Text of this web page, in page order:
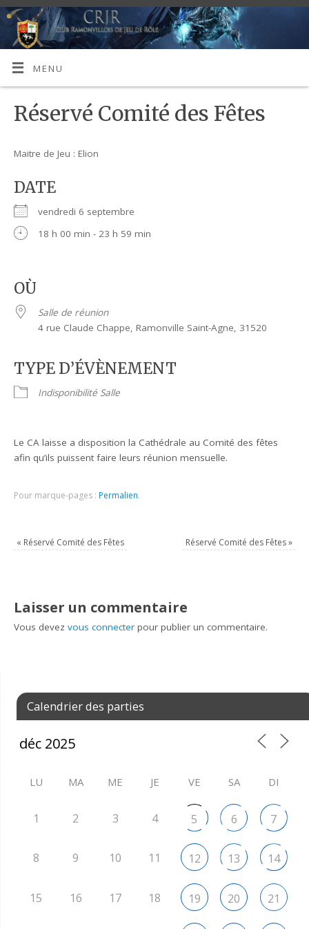
MENU
Réservé Comité des Fêtes
Maitre de Jeu : Elion
DATE
vendredi 6 septembre
18 h 00 min - 23 h 59 min
OÙ
Salle de réunion
4 rue Claude Chappe, Ramonville Saint-Agne, 31520
TYPE D’ÉVÈNEMENT
Indisponibilité Salle
Le CA laisse a disposition la Cathédrale au Comité des fêtes
afin qu’ils puissent faire leurs réunion mensuelle.
Pour marque-pages : Permalien.
« Réservé Comité des Fêtes Réservé Comité des Fêtes»
Laisser un commentaire
Vous devezvous connecter pour publier un commentaire.
Calendrier des parties
LU MA ME JE VE SA DI
1 2 3 4 5 6 7
8 9 10 11 12 13 14
15 16 17 18 19 20 21